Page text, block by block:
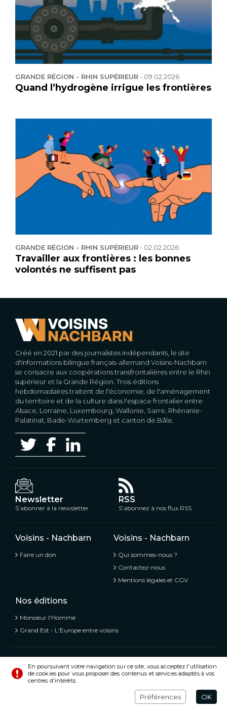
GRANDE RÉGION - RHIN SUPÉRIEUR- 09.02.2026
Quand l’hydrogène irrigue les frontières
GRANDE RÉGION - RHIN SUPÉRIEUR- 02.02.2026
Travailler aux frontières : les bonnes
volontés ne suffisent pas
Créé en 2021 par des journalistes indépendants, le site
d'informations bilingue français-allemand Voisins-Nachbarn
se consacre aux coopérations transfrontalières entre le Rhin
supérieur et la Grande Région. Trois éditions
hebdomadaires traitent de l'économie, de l'aménagement
du territoire et de la culture dans l'espace frontalier entre
Alsace, Lorraine, Luxembourg, Wallonie, Sarre, Rhénanie-
Palatinat, Bade-Wurtemberg et canton de Bâle.
Newsletter
S’abonner à la newsletter
RSS
S’abonnez à nos flux RSS
Voisins - Nachbarn
Faire un don
Voisins - Nachbarn
Qui sommes-nous ?
Contactez-nous
Mentions légales et CGV
Nos éditions
Monsieur l'Homme
Grand Est - L'Europe entre voisins
Voisins - Nachbarn, L’information libre et mitoyenne
© Tous droits réservés 2020 - 2026
En poursuivant votre navigation sur ce site, vous acceptez l'utilisation
de cookies pour vous proposer des contenus et services adaptés à vos
centres d'intérêts.
Préférences OK